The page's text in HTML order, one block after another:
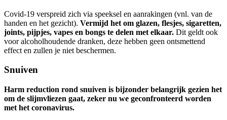
Covid-19 verspreid zich via speeksel en aanrakingen (vnl. van de
handen en het gezicht). Vermijd het om glazen, flesjes, sigaretten,
joints, pijpjes, vapes en bongs te delen met elkaar. Dit geldt ook
voor alcoholhoudende dranken, deze hebben geen ontsmettend
effect en zullen je niet beschermen.
Snuiven
Harm reduction rond snuiven is bijzonder belangrijk gezien het
om de slijmvliezen gaat, zeker nu we geconfronteerd worden
met het coronavirus.